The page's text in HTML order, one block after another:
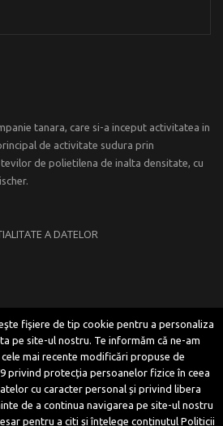
tanara, care si-a inceput activitatea in
de activitate sudura prin
de polietilena de inalta densitate, cu
A DATELOR
încredere și know-how și își propune
săi cu privire la noutățile din domeniul
magazinul online
www.bwinstal.ro
fişiere de tip cookie pentru a personaliza
pe site-ul nostru. Te informăm că ne-am
mai recente modificări propuse de
privind protecția persoanelor fizice în ceea
cu caracter personal și privind libera
de a continua navigarea pe site-ul nostru
pentru a citi și înțelege conținutul Politicii